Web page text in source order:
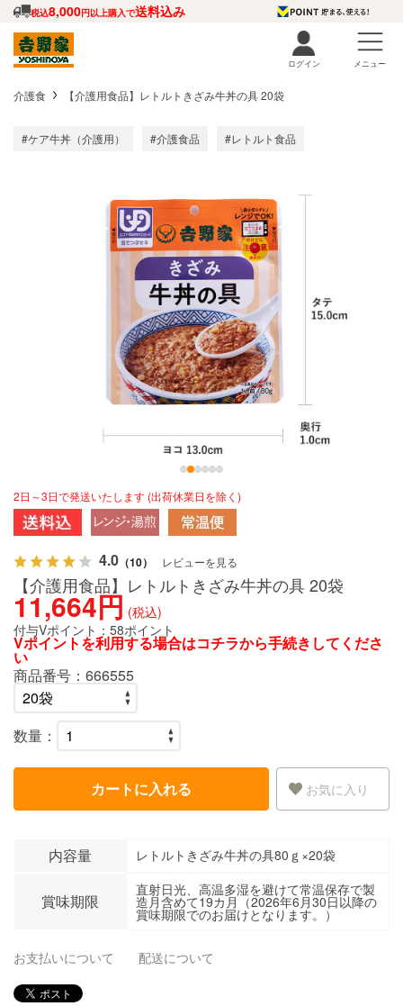
税込8,000円以上購入で送料込み
ログイン メニュー
介護食 【介護用食品】レトルトきざみ牛丼の具 20袋
#ケア牛丼（介護用） #介護食品 #レトルト食品
2日～3日で発送いたします (出荷休業日を除く)
4.0 （10） レビューを見る
【介護用食品】レトルトきざみ牛丼の具 20袋
11,664円 (税込)
付与Vポイント： 58ポイント
Vポイントを利用する場合はコチラから手続きしてくださ
い
商品番号： 666555
数量：
カートに入れる お気に入り
内容量 レトルトきざみ牛丼の具80ｇ×20袋
賞味期限
直射日光、高温多湿を避けて常温保存で製
造月含めて19カ月（2026年6月30日以降の
賞味期限でのお届けとなります。）
お支払いについて 配送について